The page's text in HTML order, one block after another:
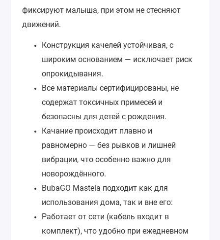
фиксируют малыша, при этом не стесняют
движений.
Конструкция качелей устойчивая, с
широким основанием — исключает риск
опрокидывания.
Все материалы сертифицированы, не
содержат токсичных примесей и
безопасны для детей с рождения.
Качание происходит плавно и
равномерно — без рывков и лишней
вибрации, что особенно важно для
новорождённого.
BubaGO Mastela подходит как для
использования дома, так и вне его:
Работает от сети (кабель входит в
комплект), что удобно при ежедневном